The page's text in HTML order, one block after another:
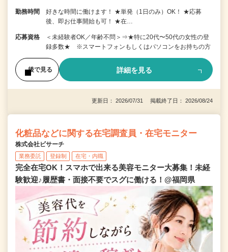
勤務時間
好きな時間に働けます！ ★単発（1日のみ）OK！ ★応募
後、即お仕事開始も可！ ★在…
応募資格
＜未経験者OK／年齢不問＞⇒★特に20代〜50代の女性の登
録多数★ ※スマートフォンもしくはパソコンをお持ちの方
後で見る 詳細を見る
更新日： 2026/07/31 掲載終了日： 2026/08/24
化粧品などに関する在宅調査員・在宅モニター
株式会社ビサーチ
業務委託 登録制 在宅・内職
完全在宅OK！スマホで出来る美容モニター大募集！未経
験歓迎♪履歴書・面接不要でスグに働ける！@福岡県